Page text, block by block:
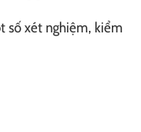
số xét nghiệm, kiểm